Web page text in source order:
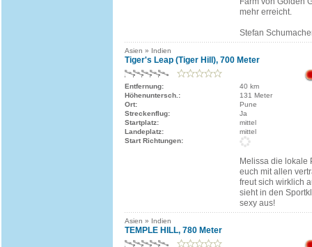
mehr erreicht.
Stefan
Asien » Indien
Tiger's Leap (Tiger Hill), 700 Meter
Entfernung:
40 km
Höhenuntersch.:
131 Meter
Ort:
Pune
Streckenflug:
Ja
Startplatz:
mittel
Landeplatz:
mittel
Start Richtungen:
Melissa die lokale
euch mit allen
freut sich wirklich
sieht in den
sexy aus!
Asien » Indien
TEMPLE HILL, 780 Meter